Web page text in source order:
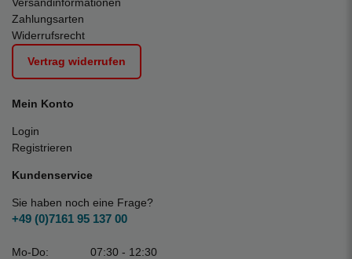
Versandinformationen
Zahlungsarten
Widerrufsrecht
Vertrag widerrufen
Mein Konto
Login
Registrieren
Kundenservice
Sie haben noch eine Frage?
+49 (0)7161 95 137 00
Mo-Do:
07:30 - 12:30